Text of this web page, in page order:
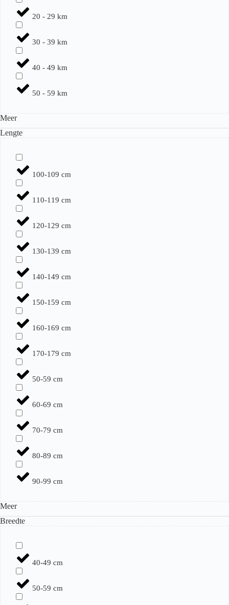
20 - 29 km
30 - 39 km
40 - 49 km
50 - 59 km
Meer
Lengte
100-109 cm
110-119 cm
120-129 cm
130-139 cm
140-149 cm
150-159 cm
160-169 cm
170-179 cm
50-59 cm
60-69 cm
70-79 cm
80-89 cm
90-99 cm
Meer
Breedte
40-49 cm
50-59 cm